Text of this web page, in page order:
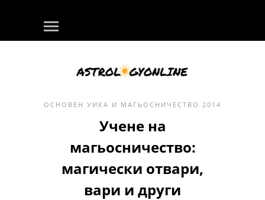
ОСНОВЕН УИКА И МАГЬОСНИЧЕСТВО 2014
Учене на
магьосничество:
магически отвари,
вари и други